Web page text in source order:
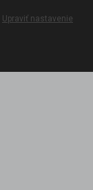
Upraviť nastavenie